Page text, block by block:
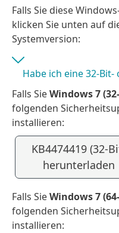
Falls Sie diese
klicken Sie unten auf
Systemversion:
Habe ich eine 32-
Falls SieWindows 7
folgenden
installieren:
KB4474419 (32-
herunterladen
Falls SieWindows 7
folgenden
installieren: